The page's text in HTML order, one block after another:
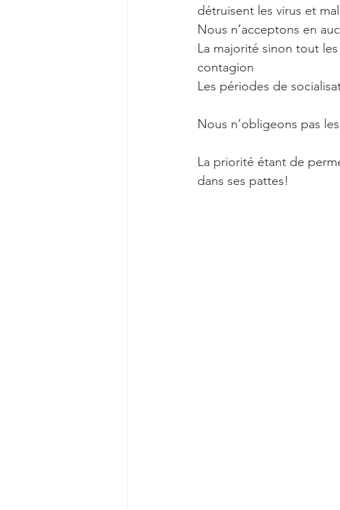
détruisent les virus et
Nous n’acceptons en
La majorité sinon tout
contagion
Les périodes de
Nous n’obligeons pas
La priorité étant de
dans ses pattes!